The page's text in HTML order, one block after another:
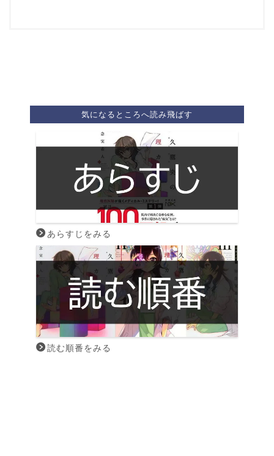
気になるところへ読み飛ばす
あらすじをみる
読む順番をみる